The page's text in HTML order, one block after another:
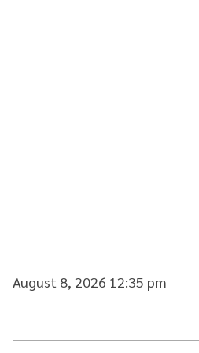
August 8, 2026 12:35 pm